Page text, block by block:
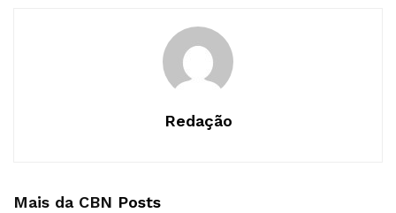
Redação
Mais da CBN Posts